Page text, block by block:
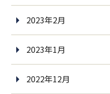
2023年2月
2023年1月
2022年12月